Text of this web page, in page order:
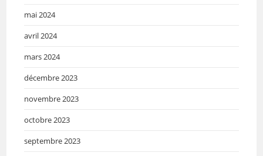
mai 2024
avril 2024
mars 2024
décembre 2023
novembre 2023
octobre 2023
septembre 2023